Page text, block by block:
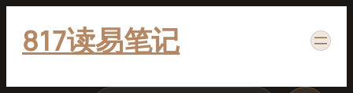
817读易笔记